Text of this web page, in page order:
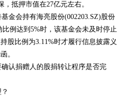
抵押市值在27亿元左右。
金会持有海亮股份(002203.SZ)股份
例达到5%时，该基金会未及时停止
股比例为3.11%时才履行信息披露义
。
认捐赠人的股捐转让程序是否完